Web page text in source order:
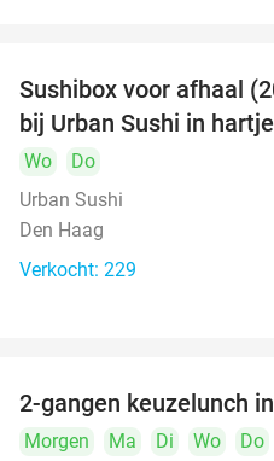
Sushibox voor afhaal
bij Urban Sushi in
Wo
Do
Urban Sushi
Den Haag
Verkocht: 229
2-gangen keuzelunch
Morgen Ma Di Wo
Do